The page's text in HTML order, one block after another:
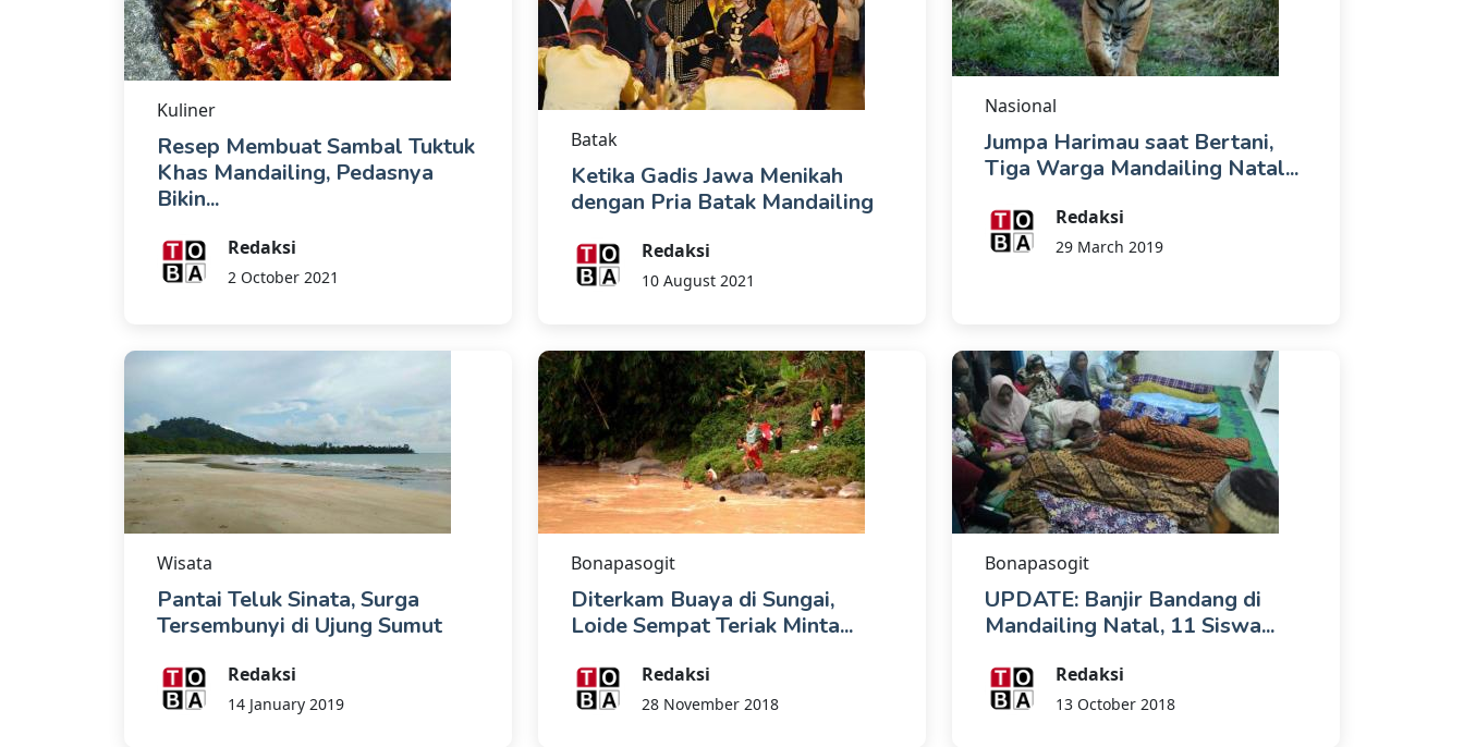
Kuliner
Resep Membuat Sambal Tuktuk
Khas Mandailing, Pedasnya
Bikin...
Redaksi
2 October 2021
Batak
Ketika Gadis Jawa Menikah
dengan Pria Batak Mandailing
Redaksi
10 August 2021
Nasional
Jumpa Harimau saat Bertani,
Tiga Warga Mandailing Natal...
Redaksi
29 March 2019
Wisata
Pantai Teluk Sinata, Surga
Tersembunyi di Ujung Sumut
Redaksi
14 January 2019
Bonapasogit
Diterkam Buaya di Sungai,
Loide Sempat Teriak Minta...
Redaksi
28 November 2018
Bonapasogit
UPDATE: Banjir Bandang di
Mandailing Natal, 11 Siswa...
Redaksi
13 October 2018